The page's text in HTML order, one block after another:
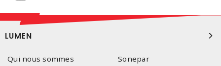
LUMEN
Qui nous sommes
Sonepar